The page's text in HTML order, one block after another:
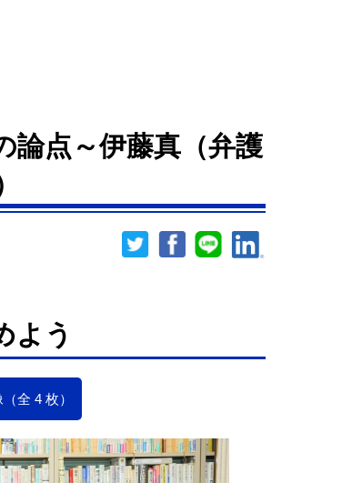
論点～伊藤真（弁護
よう
全 4 枚）